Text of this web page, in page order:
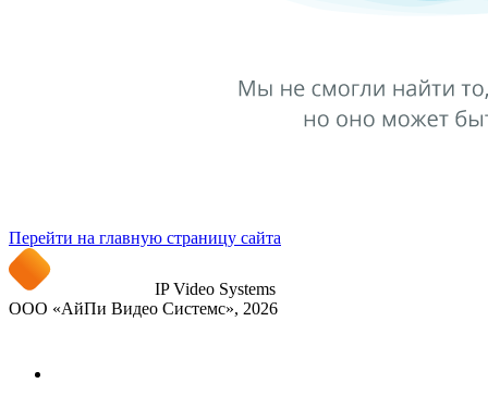
Перейти на главную страницу сайта
IP Video Systems
ООО «АйПи Видео Системс», 2026